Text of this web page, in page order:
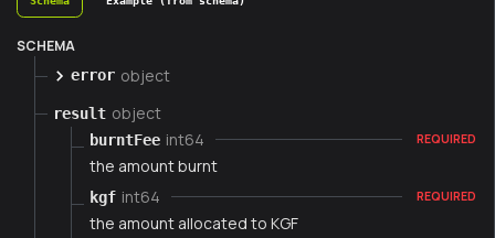
SCHEMA
error object
result object
burntFee int64 REQUIRED
the amount burnt
kgf int64 REQUIRED
the amount allocated to KGF